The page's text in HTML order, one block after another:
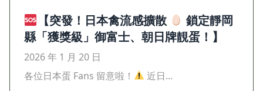
【突發！日本禽流感擴散
鎖定靜岡
縣「獲獎級」御富士、朝日牌靚蛋！】
2026 年 1 月 20 日
各位日本蛋 Fans 留意啦！
近日...